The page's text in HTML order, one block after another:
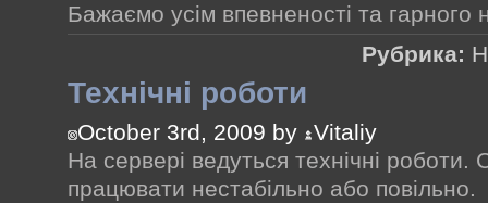
Бажаємо усім впевненості та гарного
Рубрика:
Технічні роботи
October 3rd, 2009 by
Vitaliy
На сервері ведуться технічні
працювати нестабільно або повільно.